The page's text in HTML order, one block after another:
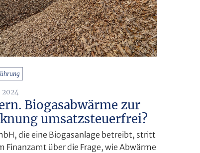
2024
Biogasabwärme zur
umsatzsteuerfrei?
die eine Biogasanlage betreibt, stritt
Finanzamt über die Frage, wie Abwärme